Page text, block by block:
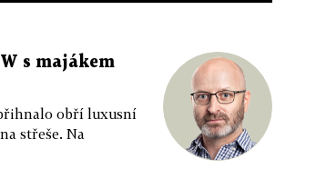
s majákem
obří luxusní
střeše. Na